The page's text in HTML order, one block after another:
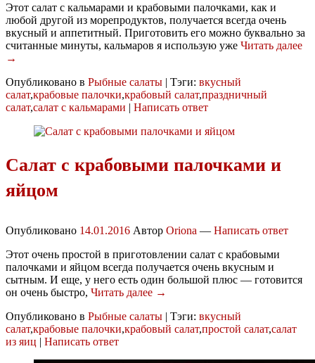
Этот салат с кальмарами и крабовыми палочками, как и
любой другой из морепродуктов, получается всегда очень
вкусный и аппетитный. Приготовить его можно буквально за
считанные минуты, кальмаров я использую уже Читать далее
→
Опубликовано в Рыбные салаты | Тэги: вкусный
салат,крабовые палочки,крабовый салат,праздничный
салат,салат с кальмарами | Написать ответ
Салат с крабовыми палочками и
яйцом
Опубликовано 14.01.2016 Автор Oriona — Написать ответ
Этот очень простой в приготовлении салат с крабовыми
палочками и яйцом всегда получается очень вкусным и
сытным. И еще, у него есть один большой плюс — готовится
он очень быстро, Читать далее →
Опубликовано в Рыбные салаты | Тэги: вкусный
салат,крабовые палочки,крабовый салат,простой салат,салат
из яиц | Написать ответ